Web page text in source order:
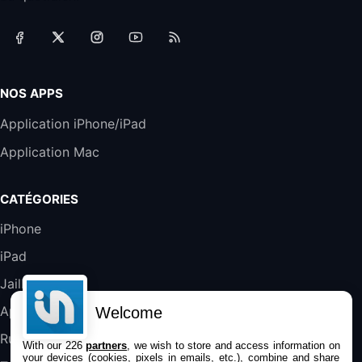
Téléphones de Bureau
Harman Kardon SoundSticks 5 Haut-Parleur
289,47€
Blanc
357,4€
Jeu FIFA 20 sur PC (code à télécharger)
45,98€57,99€Rue Du Commerce (Vendeur Tiers)
NOS APPS
Application iPhone/iPad
Application Mac
CATÉGORIES
iPhone
iPad
Jailbreak
Applications
Rumeurs
Welcome
With our 226partners , we wish to store and access information on
your devices (cookies, pixels in emails, etc.), combine and share